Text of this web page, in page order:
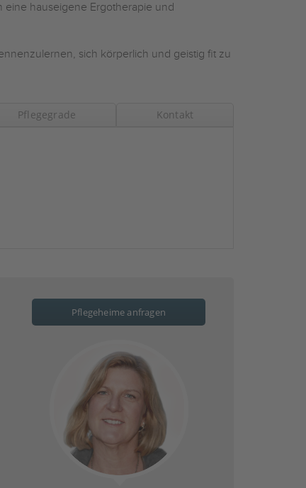
hauseigene Ergotherapie und
sich körperlich und geistig fit zu
Pflegegrade Kontakt
Pflegeheime anfragen